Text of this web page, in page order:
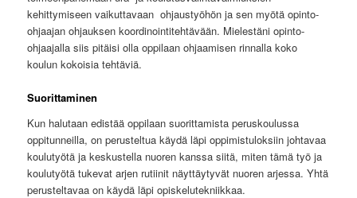
kehittymiseen vaikuttavaan ohjaustyöhön ja sen myötä opinto-
ohjaajan ohjauksen koordinointitehtävään. Mielestäni opinto-
ohjaajalla siis pitäisi olla oppilaan ohjaamisen rinnalla koko
koulun kokoisia tehtäviä.
Suorittaminen
Kun halutaan edistää oppilaan suorittamista peruskoulussa
oppitunneilla, on perusteltua käydä läpi oppimistuloksiin johtavaa
koulutyötä ja keskustella nuoren kanssa siitä, miten tämä työ ja
koulutyötä tukevat arjen rutiinit näyttäytyvät nuoren arjessa. Yhtä
perusteltavaa on käydä läpi opiskelutekniikkaa.